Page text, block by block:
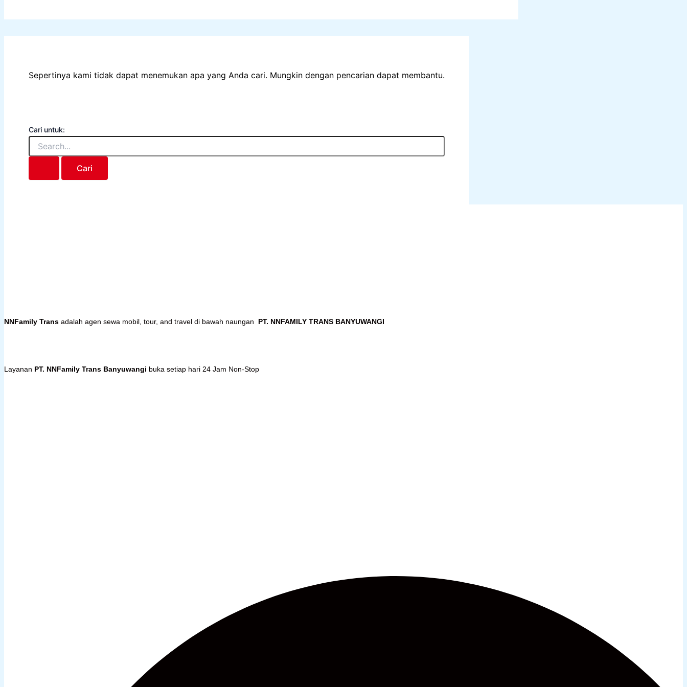
Sepertinya kami tidak dapat menemukan apa yang Anda cari. Mungkin dengan pencarian dapat membantu.
Cari untuk:
NNFamily Trans adalah agen sewa mobil, tour, and travel di bawah naungan PT. NNFAMILY TRANS BANYUWANGI
Layanan PT. NNFamily Trans Banyuwangi buka setiap hari 24 Jam Non-Stop